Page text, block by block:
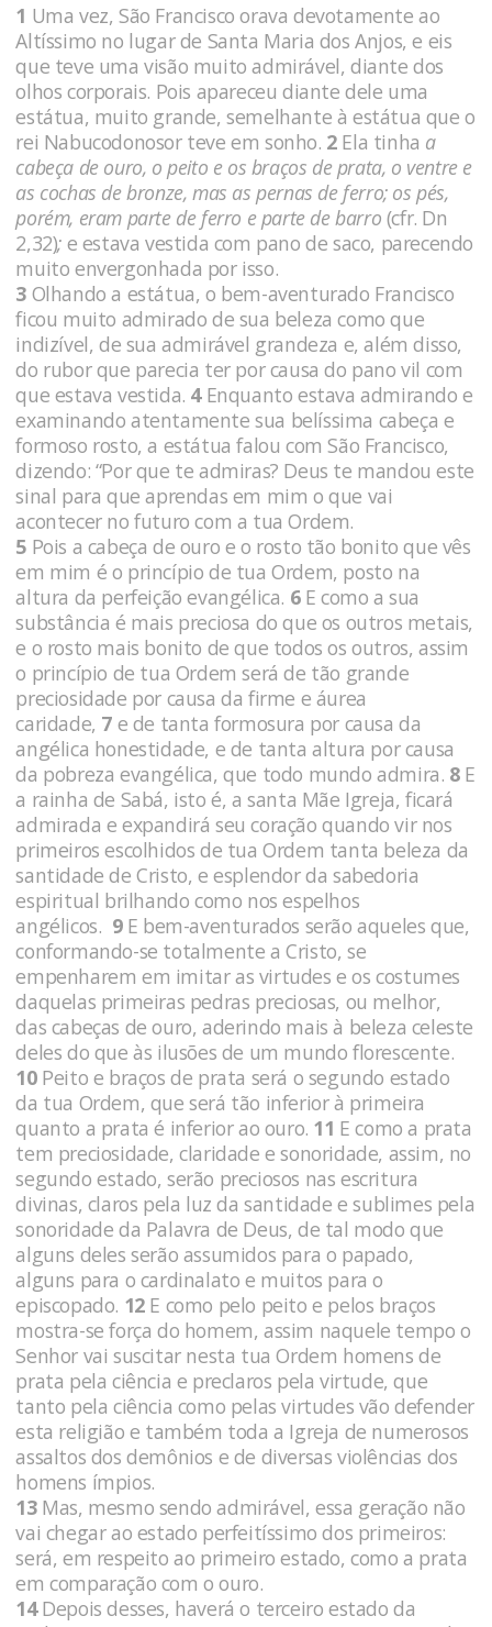
1 Uma vez, São Francisco orava devotamente ao
Altíssimo no lugar de Santa Maria dos Anjos, e eis
que teve uma visão muito admirável, diante dos
olhos corporais. Pois apareceu diante dele uma
estátua, muito grande, semelhante à estátua que o
rei Nabucodonosor teve em sonho. 2 Ela tinha a
cabeça de ouro, o peito e os braços de prata, o ventre e
as cochas de bronze, mas as pernas de ferro; os pés,
porém, eram parte de ferro e parte de barro (cfr. Dn
2,32); e estava vestida com pano de saco, parecendo
muito envergonhada por isso.
3 Olhando a estátua, o bem-aventurado Francisco
ficou muito admirado de sua beleza como que
indizível, de sua admirável grandeza e, além disso,
do rubor que parecia ter por causa do pano vil com
que estava vestida. 4Enquanto estava admirando e
examinando atentamente sua belíssima cabeça e
formoso rosto, a estátua falou com São Francisco,
dizendo: “Por que te admiras? Deus te mandou este
sinal para que aprendas em mim o que vai
acontecer no futuro com a tua Ordem.
5 Pois a cabeça de ouro e o rosto tão bonito que vês
em mim é o princípio de tua Ordem, posto na
altura da perfeição evangélica. 6 E como a sua
substância é mais preciosa do que os outros metais,
e o rosto mais bonito de que todos os outros, assim
o princípio de tua Ordem será de tão grande
preciosidade por causa da firme e áurea
caridade, 7 e de tanta formosura por causa da
angélica honestidade, e de tanta altura por causa
da pobreza evangélica, que todo mundo admira. 8E
a rainha de Sabá, isto é, a santa Mãe Igreja, ficará
admirada e expandirá seu coração quando vir nos
primeiros escolhidos de tua Ordem tanta beleza da
santidade de Cristo, e esplendor da sabedoria
espiritual brilhando como nos espelhos
angélicos. 9E bem-aventurados serão aqueles que,
conformando-se totalmente a Cristo, se
empenharem em imitar as virtudes e os costumes
daquelas primeiras pedras preciosas, ou melhor,
das cabeças de ouro, aderindo mais à beleza celeste
deles do que às ilusões de um mundo florescente.
10Peito e braços de prata será o segundo estado
da tua Ordem, que será tão inferior à primeira
quanto a prata é inferior ao ouro. 11 E como a prata
tem preciosidade, claridade e sonoridade, assim, no
segundo estado, serão preciosos nas escritura
divinas, claros pela luz da santidade e sublimes pela
sonoridade da Palavra de Deus, de tal modo que
alguns deles serão assumidos para o papado,
alguns para o cardinalato e muitos para o
episcopado. 12E como pelo peito e pelos braços
mostra-se força do homem, assim naquele tempo o
Senhor vai suscitar nesta tua Ordem homens de
prata pela ciência e preclaros pela virtude, que
tanto pela ciência como pelas virtudes vão defender
esta religião e também toda a Igreja de numerosos
assaltos dos demônios e de diversas violências dos
homens ímpios.
13Mas, mesmo sendo admirável, essa geração não
vai chegar ao estado perfeitíssimo dos primeiros:
será, em respeito ao primeiro estado, como a prata
em comparação com o ouro.
14Depois desses, haverá o terceiro estado da